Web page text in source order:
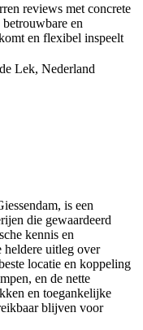
reviews met concrete
betrouwbare en
en flexibel inspeelt
Lek, Nederland
is een
die gewaardeerd
kennis en
uitleg over
locatie en koppeling
en de nette
en toegankelijke
blijven voor